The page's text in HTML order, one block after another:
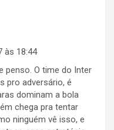
às 18:44
penso. O time do Inter
pro adversário, é
dominam a bola
chega pra tentar
ninguém vê isso, e